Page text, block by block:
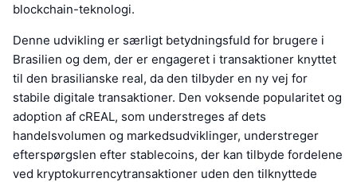
blockchain-teknologi.
Denne udvikling er særligt betydningsfuld for brugere i
Brasilien og dem, der er engageret i transaktioner knyttet
til den brasilianske real, da den tilbyder en ny vej for
stabile digitale transaktioner. Den voksende popularitet og
adoption af cREAL, som understreges af dets
handelsvolumen og markedsudviklinger, understreger
efterspørgslen efter stablecoins, der kan tilbyde fordelene
ved kryptokurrencytransaktioner uden den tilknyttede